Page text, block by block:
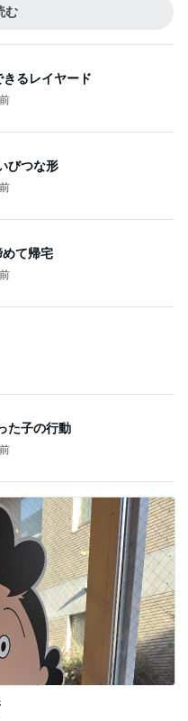
む
るレイヤード
びつな形
て帰宅
た子の行動